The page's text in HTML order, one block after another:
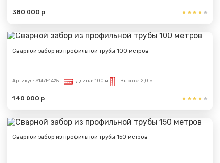
380 000 р
Сварной забор из профильной трубы 100 метров
Артикул: S147E1425 Длина: 100 м Высота: 2,0 м
140 000 р
Сварной забор из профильной трубы 150 метров